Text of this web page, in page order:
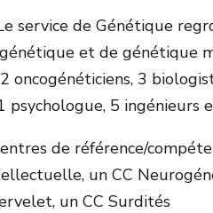
service de Génétique
et de génétique
oncogénéticiens, 3
psychologue, 5 ingénieurs
de référence/
un CC
un CC Surdités